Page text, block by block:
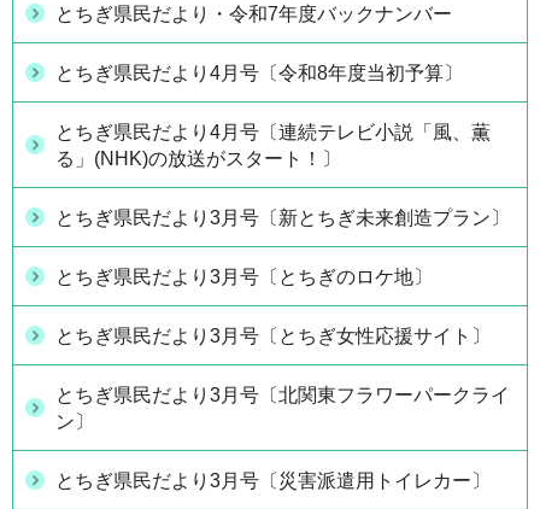
とちぎ県民だより・令和7年度バックナンバー
とちぎ県民だより4月号〔令和8年度当初予算〕
とちぎ県民だより4月号〔連続テレビ小説「風、薫
る」(NHK)の放送がスタート！〕
とちぎ県民だより3月号〔新とちぎ未来創造プラン〕
とちぎ県民だより3月号〔とちぎのロケ地〕
とちぎ県民だより3月号〔とちぎ女性応援サイト〕
とちぎ県民だより3月号〔北関東フラワーパークライ
ン〕
とちぎ県民だより3月号〔災害派遣用トイレカー〕